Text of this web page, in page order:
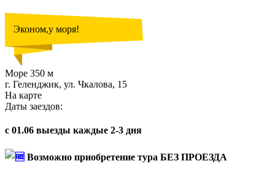
Эконом,у моря!
Море 350 м
г. Геленджик, ул. Чкалова, 15
На карте
Даты заездов:
с 01.06 выезды каждые 2-3 дня
Возможно приобретение тура БЕЗ ПРОЕЗДА